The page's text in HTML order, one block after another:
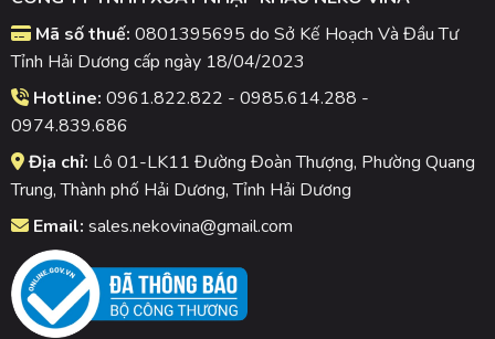
Mã số thuế: 0801395695 do Sở Kế Hoạch Và Đầu Tư
Tỉnh Hải Dương cấp ngày 18/04/2023
Hotline: 0961.822.822 - 0985.614.288 -
0974.839.686
Địa chỉ: Lô 01-LK11 Đường Đoàn Thượng, Phường Quang
Trung, Thành phố Hải Dương, Tỉnh Hải Dương
Email: sales.nekovina@gmail.com